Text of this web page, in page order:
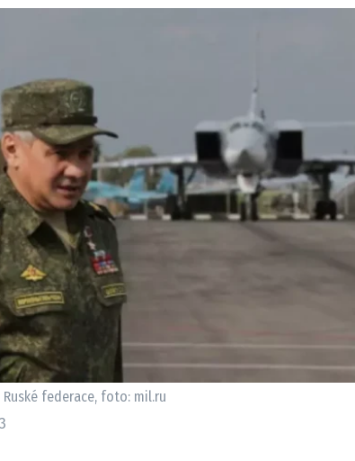
jste událost? Máte pro nás
federace, foto: mil.ru